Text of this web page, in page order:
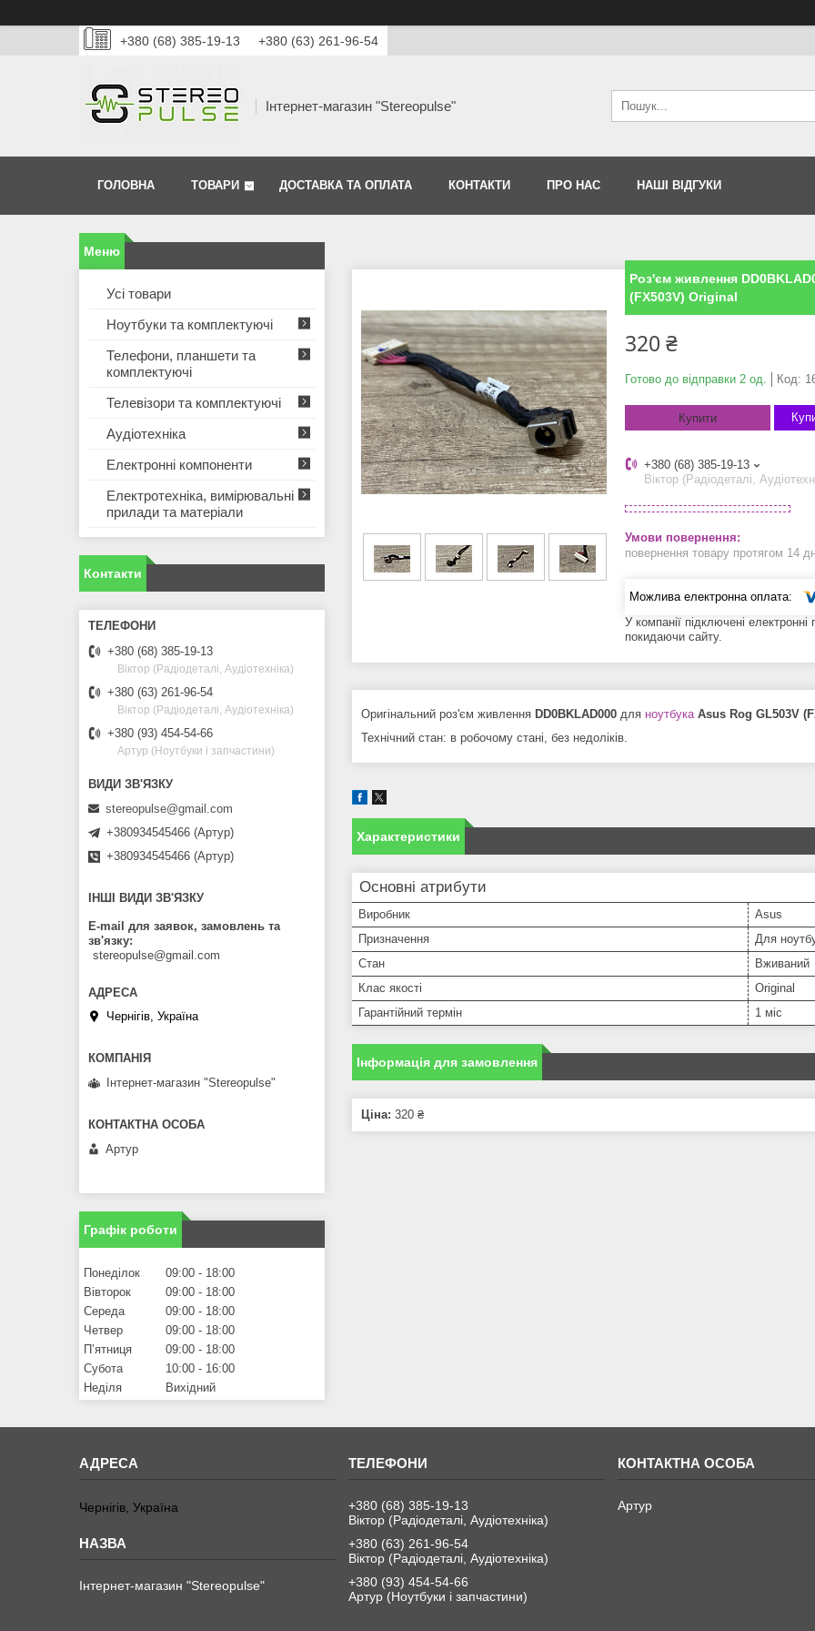
+380 (68) 385-19-13 +380 (63) 261-96-54
Інтернет-магазин "Stereopulse"
ГОЛОВНА ТОВАРИ ДОСТАВКА ТА ОПЛАТА КОНТАКТИ ПРО НАС НАШІ ВІДГУКИ
Роз'єм живлення
(FX503V) Original
320 ₴
Готово до відправки 2 од. Код:
Купити
+380 (68) 385-19-13
Віктор (Радіодеталі,
повернення товару протягом 14
У компанії підключені
покидаючи сайту.
Оригінальний роз'єм живлення DD0BKLAD000 для ноутбука Asus Rog GL503V
Технічний стан: в робочому стані, без недоліків.
Характеристики
Основні атрибути
Виробник
Asus
Призначення
Для
Стан
Вживаний
Клас якості
Original
Гарантійний термін
1 міс
Інформація для замовлення
Ціна: 320 ₴
Усі товари
Ноутбуки та комплектуючі
Телефони, планшети та
комплектуючі
Телевізори та комплектуючі
Аудіотехніка
Електронні компоненти
Електротехніка, вимірювальні
прилади та матеріали
Контакти
+380 (68) 385-19-13
Віктор (Радіодеталі, Аудіотехніка)
+380 (63) 261-96-54
Віктор (Радіодеталі, Аудіотехніка)
+380 (93) 454-54-66
Артур (Ноутбуки і запчастини)
stereopulse@gmail.com
+380934545466 (Артур)
+380934545466 (Артур)
ІНШІ ВИДИ ЗВ'ЯЗКУ
E-mail для заявок, замовлень та
зв'язку
stereopulse@gmail.com
Чернігів, Україна
Інтернет-магазин "Stereopulse"
Артур
Графік роботи
Понеділок 09:00
18:00
Вівторок
09:00
18:00
Середа
09:00
18:00
Четвер
09:00
18:00
Пʼятниця
09:00
18:00
Субота
10:00
16:00
Неділя
Вихідний
Чернігів, Україна
Інтернет-магазин "Stereopulse"
+380 (68) 385-19-13
Віктор (Радіодеталі, Аудіотехніка)
+380 (63) 261-96-54
Віктор (Радіодеталі, Аудіотехніка)
+380 (93) 454-54-66
Артур (Ноутбуки і запчастини)
Артур